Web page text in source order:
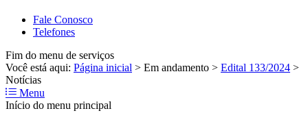
Fale Conosco
Telefones
Fim do menu de serviços
Você está aqui: Página inicial > Em andamento > Edital 133/2024 >
Notícias
Menu
Início do menu principal